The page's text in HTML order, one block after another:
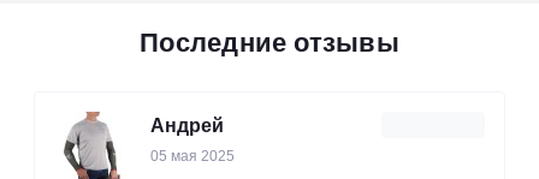
Последние отзывы
Андрей
05 мая 2025